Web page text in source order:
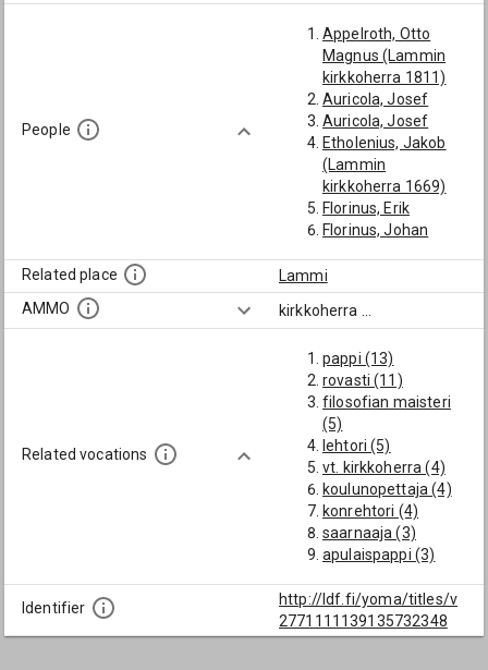
People
Appelroth, Otto
Magnus (Lammin
kirkkoherra 1811)
Auricola, Josef
Auricola, Josef
Etholenius, Jakob
(Lammin
kirkkoherra 1669)
Florinus, Erik
Florinus, Johan
Florinus, Tomas
Fornaeus, Karl
Koskinen, Juho
kirkkoherra 1921-)
Lagus, Johan
Lorentz (Lammin
kirkkoherra 1842,
Iisalmen 1854)
Neclair, Gustaf
(Lammin
kirkkoherra 1832)
Nordström, Karl
Fredrik (Lammin
Norrgren, Johan
(Lammin
Related place
Lammi
AMMO
kirkkoherra
Related vocations
pappi (13)
rovasti (11)
filosofian maisteri
(5)
lehtori (5)
vt. kirkkoherra (4)
koulunopettaja (4)
konrehtori (4)
saarnaaja (3)
apulaispappi (3)
Kosken Hl.
kappalainen (3)
teologinen
Identifier
http://ldf.fi/yoma/titles/v
2771111139135732348